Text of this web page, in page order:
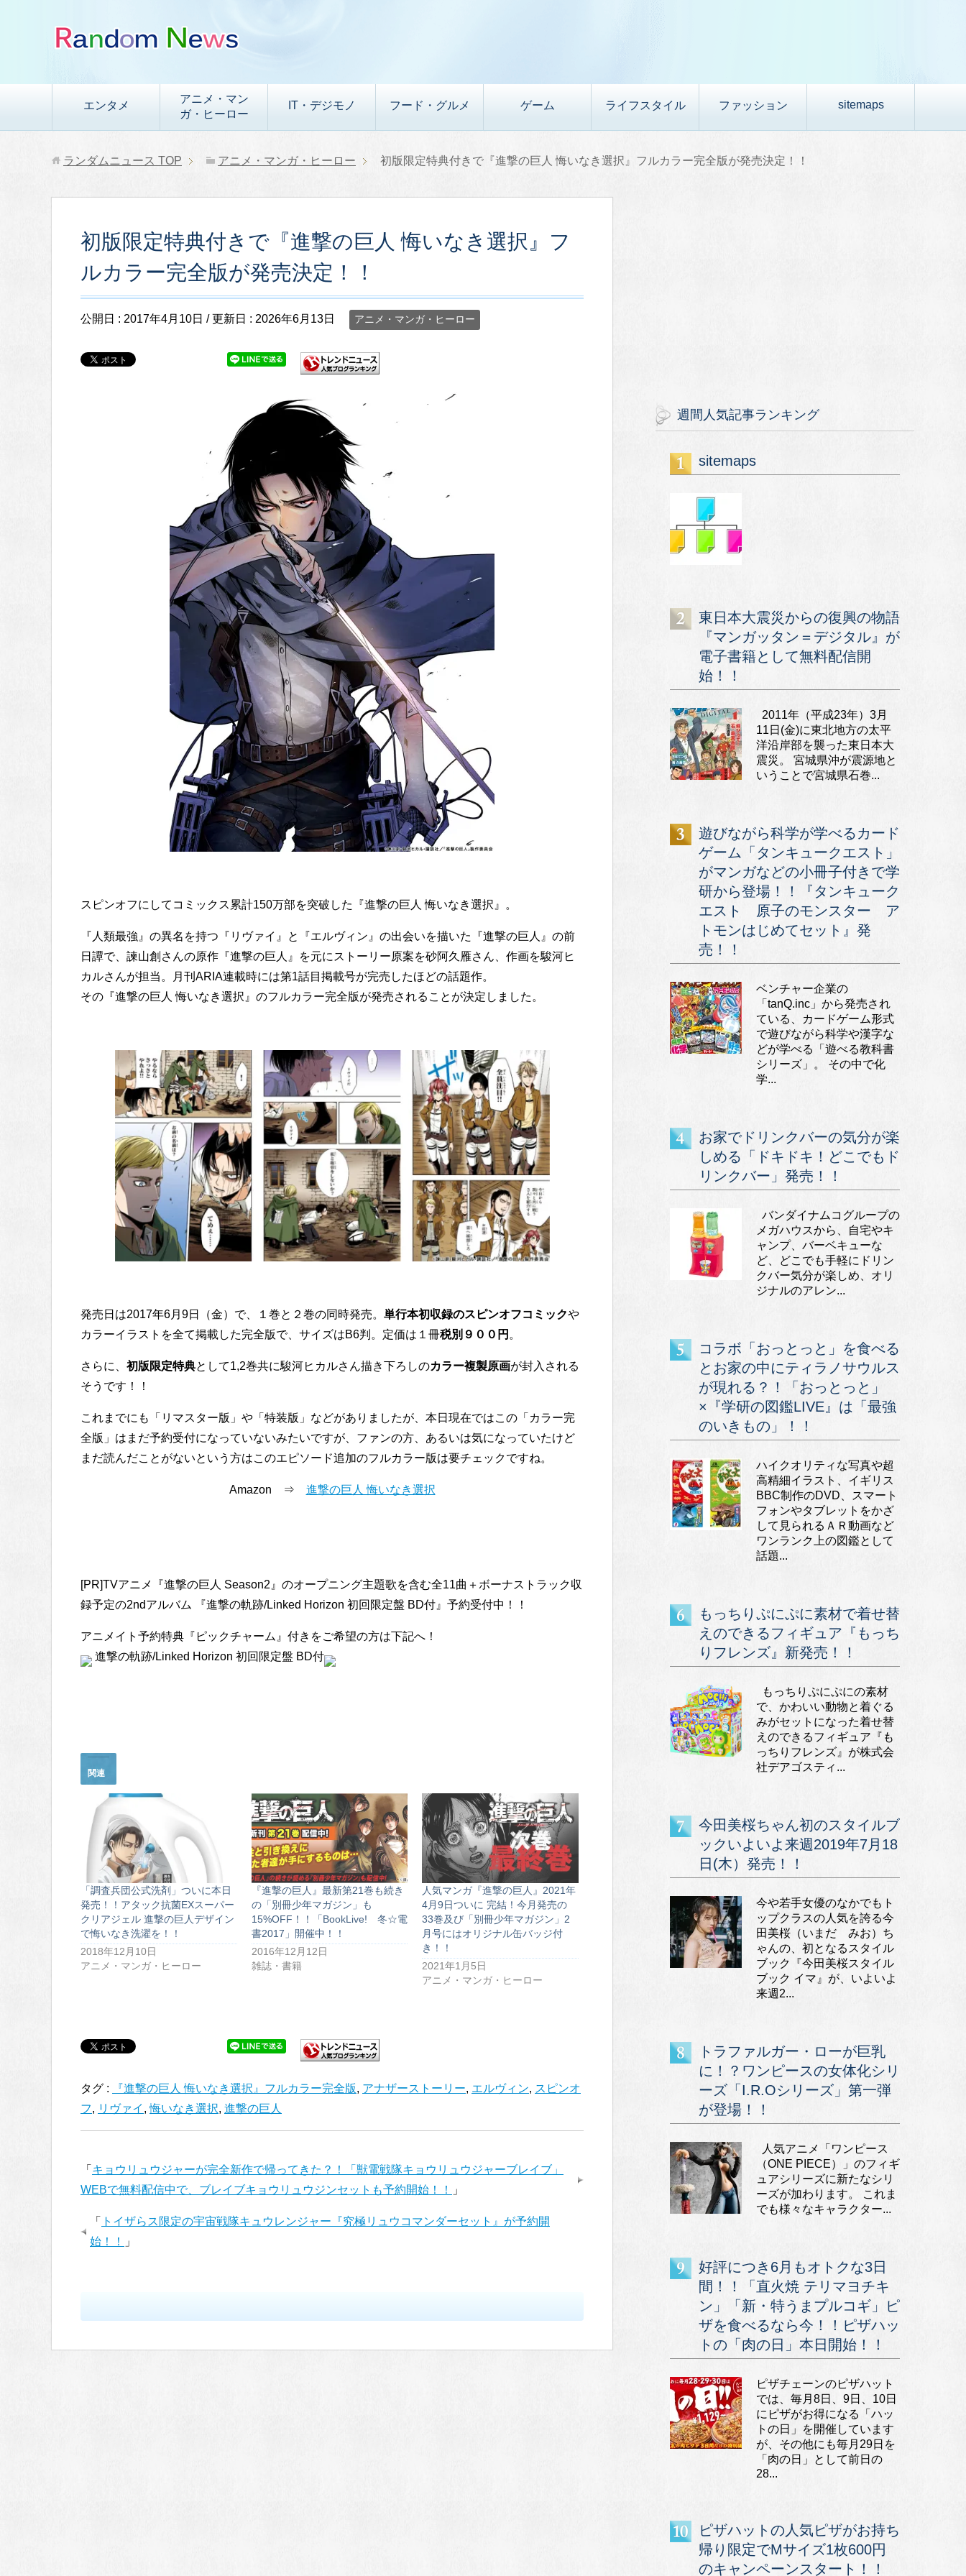
エンタメ
アニメ・マン
ガ・ヒーロー
IT・デジモノ フード・グルメ ゲーム ライフスタイル ファッション sitemaps
ランダムニュース TOP アニメ・マンガ・ヒーロー 初版限定特典付きで『進撃の巨人 悔いなき選択』フルカラー完全版が発売決定！！
初版限定特典付きで『進撃の巨人 悔いなき選択』フ
ルカラー完全版が発売決定！！
公開日 : 2017年4月10日 / 更新日 : 2026年6月13日 アニメ・マンガ・ヒーロー
スピンオフにしてコミックス累計150万部を突破した『進撃の巨人 悔いなき選択』。
『人類最強』の異名を持つ『リヴァイ』と『エルヴィン』の出会いを描いた『進撃の巨人』の前
日譚で、諫山創さんの原作『進撃の巨人』を元にストーリー原案を砂阿久雁さん、作画を駿河ヒ
カルさんが担当。月刊ARIA連載時には第1話目掲載号が完売したほどの話題作。
その『進撃の巨人 悔いなき選択』のフルカラー完全版が発売されることが決定しました。
発売日は2017年6月9日（金）で、１巻と２巻の同時発売。 単行本初収録のスピンオフコミックや
カラーイラストを全て掲載した完全版で、サイズはB6判。定価は１冊税別９００円 。
さらに、 初版限定特典として1,2巻共に駿河ヒカルさん描き下ろしのカラー複製原画が封入される
そうです！！
これまでにも「リマスター版」や「特装版」などがありましたが、本日現在ではこの「カラー完
全版」はまだ予約受付になっていないみたいですが、ファンの方、あるいは気になっていたけど
まだ読んだことがないという方はこのエピソード追加のフルカラー版は要チェックですね。
Amazon ⇒ 進撃の巨人 悔いなき選択
[PR]TVアニメ『進撃の巨人 Season2』のオープニング主題歌を含む全11曲＋ボーナストラック収
録予定の2ndアルバム 『進撃の軌跡/Linked Horizon 初回限定盤 BD付』予約受付中！！
アニメイト予約特典『ピックチャーム』付きをご希望の方は下記へ！
進撃の軌跡/Linked Horizon 初回限定盤 BD付
関連
「調査兵団公式洗剤」ついに本日
発売！！アタック抗菌EXスーパー
クリアジェル 進撃の巨人デザイン
で悔いなき洗濯を！！
2018年12月10日
アニメ・マンガ・ヒーロー
『進撃の巨人』最新第21巻も続き
の「別冊少年マガジン」も
15%OFF！！「BookLive! 冬☆電
書2017」開催中！！
2016年12月12日
雑誌・書籍
人気マンガ『進撃の巨人』2021年
4月9日ついに 完結！今月発売の
33巻及び「別冊少年マガジン」2
月号にはオリジナル缶バッジ付
き！！
2021年1月5日
アニメ・マンガ・ヒーロー
タグ : 『進撃の巨人 悔いなき選択』フルカラー完全版, アナザーストーリー, エルヴィン, スピンオ
フ, リヴァイ ,悔いなき選択, 進撃の巨人
「 キョウリュウジャーが完全新作で帰ってきた？！「獣電戦隊キョウリュウジャーブレイブ」
WEBで無料配信中で、ブレイブキョウリュウジンセットも予約開始！！
」
「
トイザらス限定の宇宙戦隊キュウレンジャー『究極リュウコマンダーセット』が予約開
始！！
」
週間人気記事ランキング
sitemaps
東日本大震災からの復興の物語
『マンガッタン＝デジタル』が
電子書籍として無料配信開
始！！
2011年（平成23年）3月
11日(金)に東北地方の太平
洋沿岸部を襲った東日本大
震災。 宮城県沖が震源地と
いうことで宮城県石巻...
遊びながら科学が学べるカード
ゲーム「タンキュークエスト」
がマンガなどの小冊子付きで学
研から登場！！『タンキューク
エスト 原子のモンスター ア
トモンはじめてセット』発
売！！
ベンチャー企業の
「tanQ.inc」から発売され
ている、カードゲーム形式
で遊びながら科学や漢字な
どが学べる「遊べる教科書
シリーズ」。 その中で化
学...
お家でドリンクバーの気分が楽
しめる「ドキドキ！どこでもド
リンクバー」発売！！
バンダイナムコグループの
メガハウスから、自宅やキ
ャンプ、バーベキューな
ど、どこでも手軽にドリン
クバー気分が楽しめ、オリ
ジナルのアレン...
コラボ「おっとっと」を食べる
とお家の中にティラノサウルス
が現れる？！「おっとっと」
×『学研の図鑑LIVE』は「最強
のいきもの」！！
ハイクオリティな写真や超
高精細イラスト、イギリス
BBC制作のDVD、スマート
フォンやタブレットをかざ
して見られるＡＲ動画など
ワンランク上の図鑑として
話題...
もっちりぷにぷに素材で着せ替
えのできるフィギュア『もっち
りフレンズ』新発売！！
もっちりぷにぷにの素材
で、かわいい動物と着ぐる
みがセットになった着せ替
えのできるフィギュア『も
っちりフレンズ』が株式会
社デアゴスティ...
今田美桜ちゃん初のスタイルブ
ックいよいよ来週2019年7月18
日(木）発売！！
今や若手女優のなかでもト
ップクラスの人気を誇る今
田美桜（いまだ みお）ち
ゃんの、初となるスタイル
ブック『今田美桜スタイル
ブック イマ』が、いよいよ
来週2...
トラファルガー・ローが巨乳
に！？ワンピースの女体化シリ
ーズ「I.R.Oシリーズ」第一弾
が登場！！
人気アニメ「ワンピース
（ONE PIECE）」のフィギ
ュアシリーズに新たなシリ
ーズが加わります。 これま
でも様々なキャラクター...
好評につき6月もオトクな3日
間！！「直火焼 テリマヨチキ
ン」「新・特うまプルコギ」ピ
ザを食べるなら今！！ピザハッ
トの「肉の日」本日開始！！
ピザチェーンのピザハット
では、毎月8日、9日、10日
にピザがお得になる「ハッ
トの日」を開催しています
が、その他にも毎月29日を
「肉の日」として前日の
28...
ピザハットの人気ピザがお持ち
帰り限定でMサイズ1枚600円
のキャンペーンスタート！！